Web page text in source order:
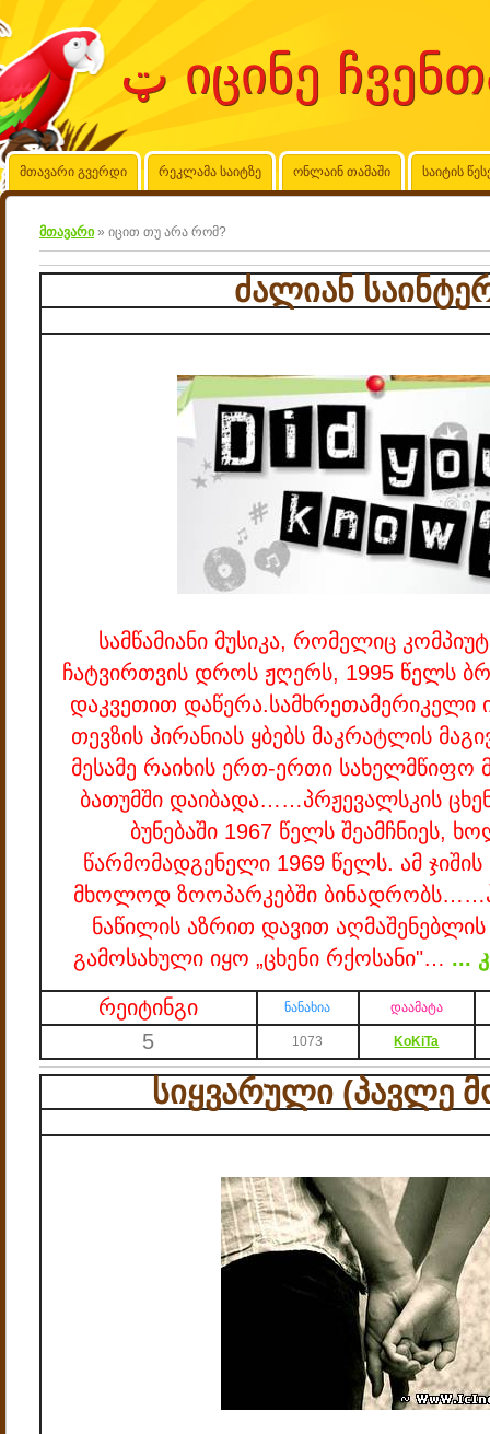
მთავარი გვერდი რეკლამა საიტზე ონლაინ თამაში საიტის
მთავარი » იცით თუ არა რომ?
ძალიან
სამწამიანი მუსიკა, რომელიც
ჩატვირთვის დროს ჟღერს, 1995 წელს
დაკვეთით დაწერა.სამხრეთამერიკელი
თევზის პირანიას ყბებს მაკრატლის
მესამე რაიხის ერთ-ერთი სახელმწიფო
ბათუმში დაიბადა……პრჟევალსკის
ბუნებაში 1967 წელს შეამჩნიეს,
წარმომადგენელი 1969 წელს. ამ ჯიშის
მხოლოდ ზოოპარკებში ბინადრობს…
ნაწილის აზრით დავით
გამოსახული იყო „ცხენი რქოსანი"… ...
რეიტინგი ნანახია დაამატა
5 1073 KoKiTa
სიყვარული (პავლე